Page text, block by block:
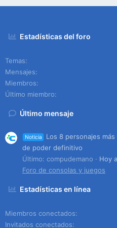
Estadísticas del foro
Temas
Mensajes
Miembros
Último miembro
Último mensaje
Noticia
Los 8 personajes
de poder definitivo
Último: compudemano
Hoy
Foro de consolas y juegos
Estadísticas en línea
Miembros conectados
Invitados conectados